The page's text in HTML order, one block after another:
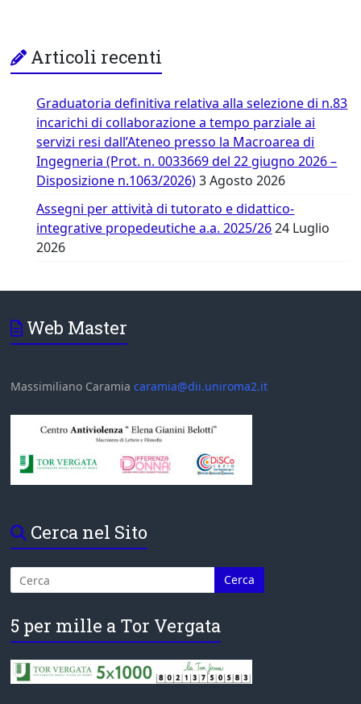
Articoli recenti
Graduatoria definitiva relativa alla selezione di n.83
incarichi di collaborazione a tempo parziale ai
servizi resi dall’Ateneo presso la Macroarea di
Ingegneria (Prot. n. 0033669 del 22 giugno 2026 –
Disposizione n.1063/2026) 3 Agosto 2026
Assegni per attività di tutorato e didattico-
integrative propedeutiche a.a. 2025/26 24 Luglio
2026
Web Master
Massimiliano Caramiacaramia@dii.uniroma2.it
Cerca nel Sito
5 per mille a Tor Vergata